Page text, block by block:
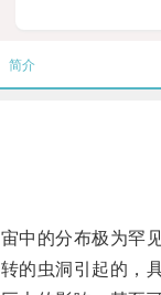
简介
的分布极为罕见
虫洞引起的，具